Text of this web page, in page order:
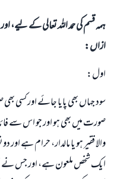
ہمہ قسم کی حمد اللہ تعالی کے لیے،
ازاں:
اول:
سود جہاں بھى پايا جائے اور
صورت ميں بھى ہو اور جو اس سے
والا فقير ہو يا مالدار، حرام ہے
ايك شخص ملعون ہے، اور جس نے